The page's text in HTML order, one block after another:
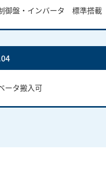
御盤・インバータ 標準搭載
ータ搬入可